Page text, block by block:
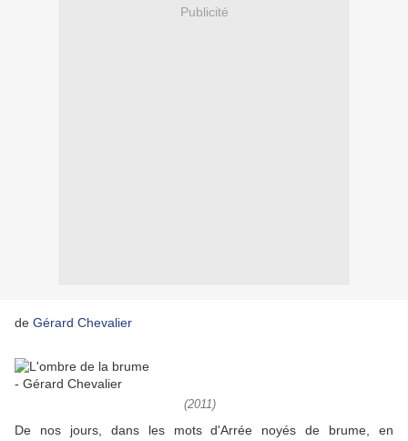
Publicité
de Gérard Chevalier
(2011)
De nos jours, dans les mots d'Arrée noyés de brume, en